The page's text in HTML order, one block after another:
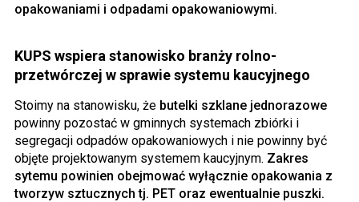
opakowaniami i odpadami opakowaniowymi.
KUPS wspiera stanowisko branży rolno-
przetwórczej w sprawie systemu kaucyjnego
Stoimy na stanowisku, że butelki szklane jednorazowe
powinny pozostać w gminnych systemach zbiórki i
segregacji odpadów opakowaniowych i nie powinny być
objęte projektowanym systemem kaucyjnym. Zakres
sytemu powinien obejmować wyłącznie opakowania z
tworzyw sztucznych tj. PET oraz ewentualnie puszki.